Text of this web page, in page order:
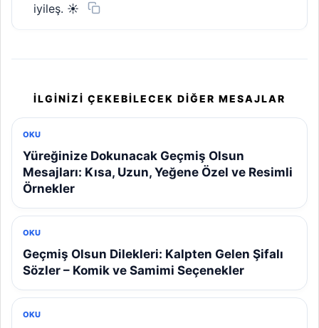
iyileş. ☀️
İLGINIZI ÇEKEBILECEK DIĞER MESAJLAR
OKU
Yüreğinize Dokunacak Geçmiş Olsun
Mesajları: Kısa, Uzun, Yeğene Özel ve Resimli
Örnekler
OKU
Geçmiş Olsun Dilekleri: Kalpten Gelen Şifalı
Sözler – Komik ve Samimi Seçenekler
OKU